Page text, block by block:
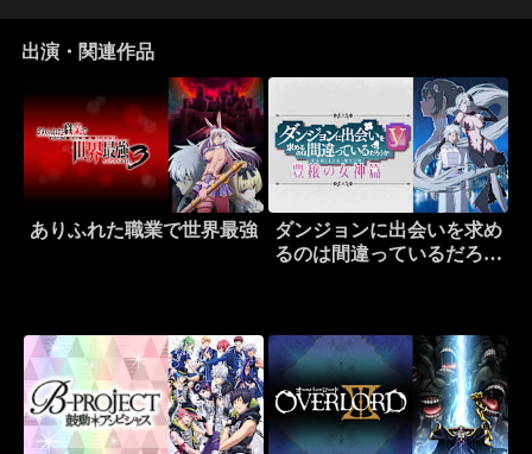
出演・関連作品
ありふれた職業で世界最強
ダンジョンに出会いを求め
るのは間違っているだろう